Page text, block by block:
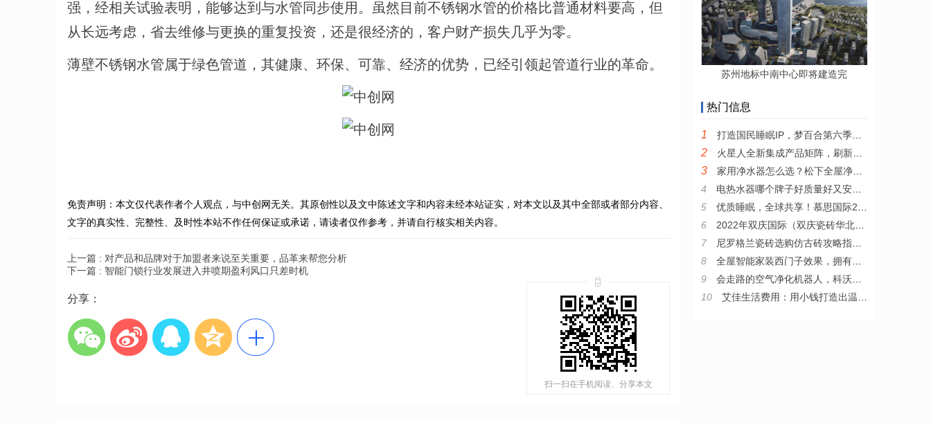
强，经相关试验表明，能够达到与水管同步使用。虽然目前不锈钢水管的价格比普通材料要高，但
从长远考虑，省去维修与更换的重复投资，还是很经济的，客户财产损失几乎为零。
薄壁不锈钢水管属于绿色管道，其健康、环保、可靠、经济的优势，已经引领起管道行业的革命。
免责声明：本文仅代表作者个人观点，与中创网无关。其原创性以及文中陈述文字和内容未经本站证实，对本文以及其中全部或者部分内容、
文字的真实性、完整性、及时性本站不作任何保证或承诺，请读者仅作参考，并请自行核实相关内容。
上一篇 : 对产品和品牌对于加盟者来说至关重要，品革来帮您分析
下一篇 : 智能门锁行业发展进入井喷期盈利风口只差时机
分享：
扫一扫在手机阅读、分享本文
苏州地标中南中心即将建造完
热门信息
1 打造国民睡眠IP，梦百合第六季全民试睡节引领0压睡眠新风尚
2 火星人全新集成产品矩阵，刷新集成厨电产品新高度
3
家用净水器怎么选？松下全屋净水系统值得推荐
4
电热水器哪个牌子好质量好又安全？耐用安全的电热水器推荐
5
优质睡眠，全球共享！慕思国际2022年全新品牌宣传片发布
6
2022年双庆国际（双庆瓷砖华北区）核心战略伙伴峰会圆满举行
7
尼罗格兰瓷砖选购仿古砖攻略指南，教你从小白变“砖”家
8
全屋智能家装西门子效果，拥有西门子整套智能家居是什么体验
9
会走路的空气净化机器人，科沃斯沁宝让房子住得更舒心
10
艾佳生活费用：用小钱打造出温暖家